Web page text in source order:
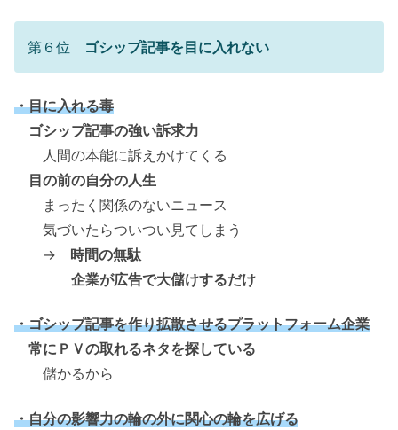
第６位 ゴシップ記事を目に入れない
・目に入れる毒
ゴシップ記事の強い訴求力
人間の本能に訴えかけてくる
目の前の自分の人生
まったく関係のないニュース
気づいたらついつい見てしまう
→ 時間の無駄
企業が広告で大儲けするだけ
・ゴシップ記事を作り拡散させるプラットフォーム企業
常にＰＶの取れるネタを探している
儲かるから
・自分の影響力の輪の外に関心の輪を広げる